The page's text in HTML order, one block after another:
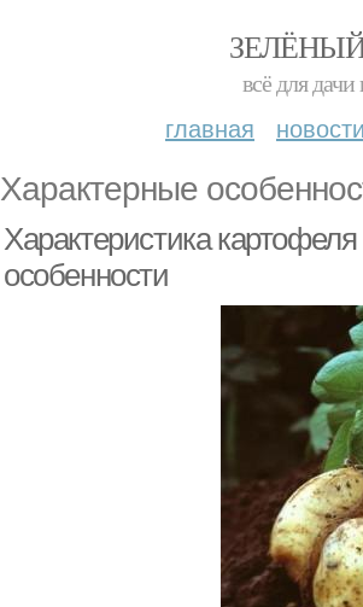
всё для дачи
главная новости
Характерные
Характеристика
особенности